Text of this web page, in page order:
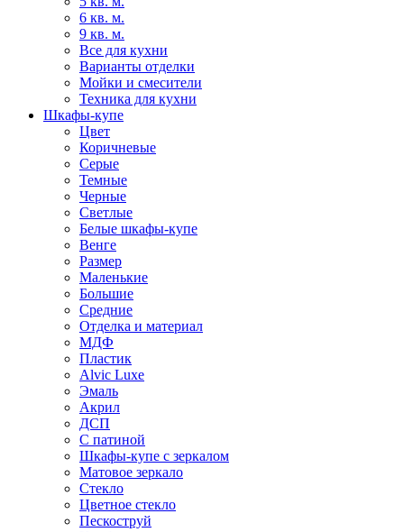
6 кв. м.
9 кв. м.
Все для кухни
Варианты отделки
Мойки и смесители
Техника для кухни
Шкафы-купе
Цвет
Коричневые
Серые
Темные
Черные
Светлые
Белые шкафы-купе
Венге
Размер
Маленькие
Большие
Средние
Отделка и материал
МДФ
Пластик
Alvic Luxe
Эмаль
Акрил
ДСП
С патиной
Шкафы-купе с зеркалом
Матовое зеркало
Стекло
Цветное стекло
Пескоструй